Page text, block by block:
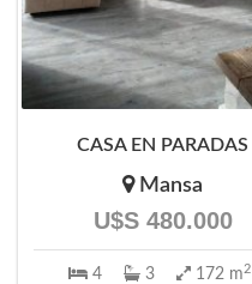
CASA EN PARADAS
Mansa
U$S 480.000
4 3 172 m 2